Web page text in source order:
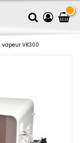
VK300